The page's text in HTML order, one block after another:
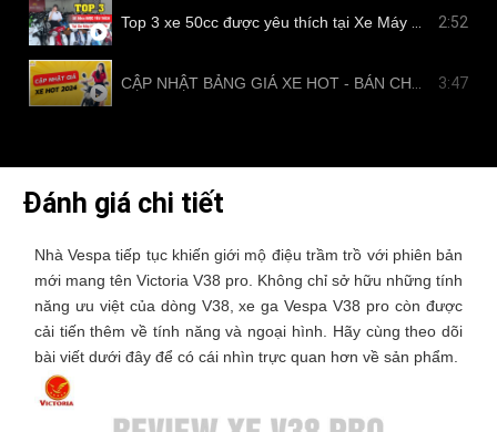
2:52
3:47
Đánh giá chi tiết
Nhà Vespa tiếp tục khiến giới mộ điệu trầm trồ với phiên bản
mới mang tên Victoria V38 pro. Không chỉ sở hữu những tính
năng ưu việt của dòng V38, xe ga Vespa V38 pro còn được
cải tiến thêm về tính năng và ngoại hình. Hãy cùng theo dõi
bài viết dưới đây để có cái nhìn trực quan hơn về sản phẩm.